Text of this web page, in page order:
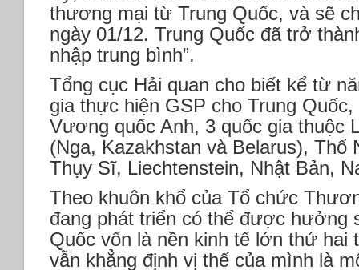
thương mại từ Trung Quốc, và sẽ
ngày 01/12. Trung Quốc đã trở
nhập trung bình”.
Tổng cục Hải quan cho biết kể từ
gia thực hiện GSP cho Trung
Vương quốc Anh, 3 quốc gia thuộc
(Nga, Kazakhstan và Belarus), Thổ
Thụy Sĩ, Liechtenstein, Nhật Bản,
Theo khuôn khổ của Tổ chức
đang phát triển có thể được hưởng
Quốc vốn là nền kinh tế lớn thứ
vẫn khẳng định vị thế của mình là